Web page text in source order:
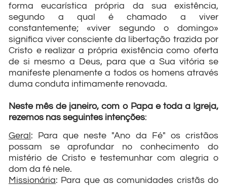
forma eucarística própria da sua existência,
segundo a qual é chamado a viver
constantemente; «viver segundo o domingo»
significa viver consciente da libertação trazida por
Cristo e realizar a própria existência como oferta
de si mesmo a Deus, para que a Sua vitória se
manifeste plenamente a todos os homens através
duma conduta intimamente renovada.
Neste mês de janeiro, com o Papa e toda a Igreja,
rezemos nas seguintes intenções:
Geral: Para que neste "Ano da Fé" os cristãos
possam se aprofundar no conhecimento do
mistério de Cristo e testemunhar com alegria o
dom da fé nele.
Missionária: Para que as comunidades cristãs do